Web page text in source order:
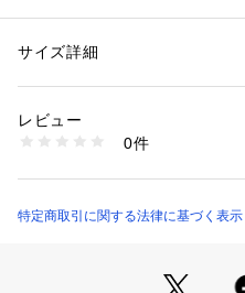
で
男女問わずご使用いただける一
す。
お手入れのし易い素材で作りま
性別：メンズ
素材：ポリエステル70％　レーヨン
商品番号：
47-82RM04-205 （ショップ）
サイズ詳細
レビュー
0件
特定商取引に関する法律に基づく表示